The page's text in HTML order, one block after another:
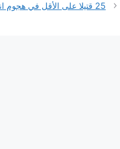
25 قتيلا على الأقل في هجوم انتحاري بوسط بغداد